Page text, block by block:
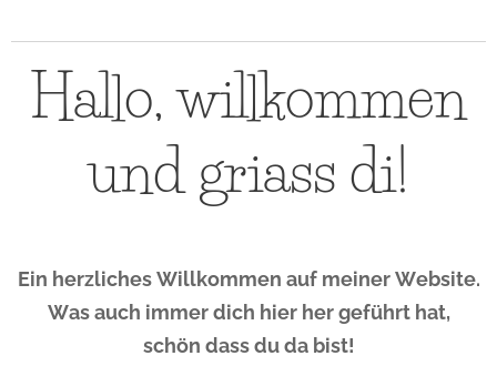
Hallo, willkommen
und griass di!
Ein herzliches Willkommen auf meiner Website.
Was auch immer dich hier her geführt hat,
schön dass du da bist!